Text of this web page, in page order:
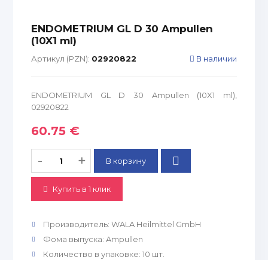
ENDOMETRIUM GL D 30 Ampullen
(10X1 ml)
Артикул (PZN): 02920822 В наличии
ENDOMETRIUM GL D 30 Ampullen (10X1 ml),
02920822
60.75 €
- +
Купить в 1 клик
Производитель: WALA Heilmittel GmbH
Фома выпуска: Ampullen
Количество в упаковке: 10 шт.